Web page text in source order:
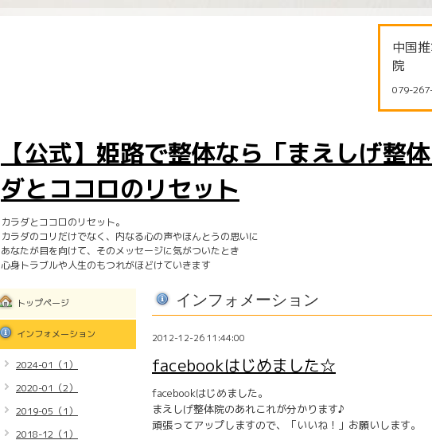
中国
院
079-
【公式】姫路で整体なら「まえしげ整
ダとココロのリセット
カラダとココロのリセット。
カラダのコリだけでなく、内なる心の声やほんとうの思いに
あなたが目を向けて、そのメッセージに気がついたとき
心身トラブルや人生のもつれがほどけていきます
インフォメーション
2012-12-26 11:44:00
facebookはじめました☆
facebookはじめました。
まえしげ整体院のあれこれが分かります♪
頑張ってアップしますので、「いいね！」お願いします。
トップページ
インフォメーション
2024-01（1）
2020-01（2）
2019-05（1）
2018-12（1）